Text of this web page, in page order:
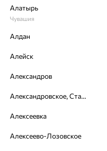
Вид изделия:
Металл:
Проба:
Фианит
Виды дизайна браслетов:
Цвет вставки:
Наименование цвета вставки:
Алатырь
Чувашия
Алдан
Алейск
Александров
Александровское, Ставропольский край
Алексеевка
Алексеево-Лозовское